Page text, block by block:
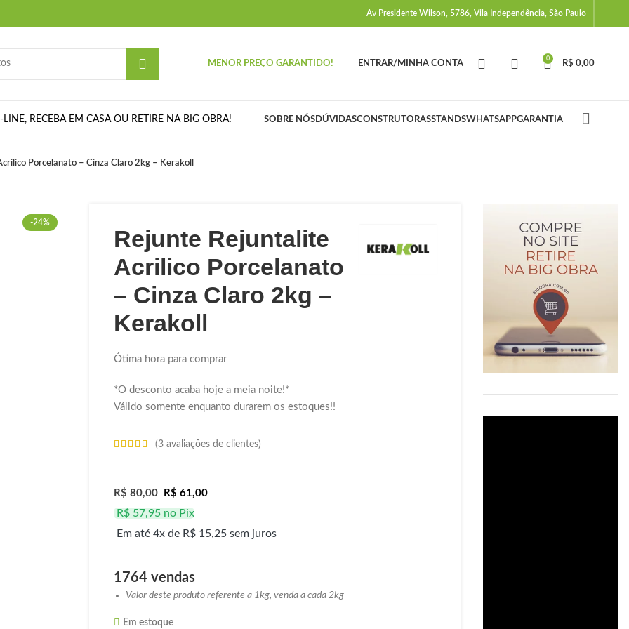
Av Presidente Wilson, 5786, Vila Independência, São Paulo
MENOR PREÇO GARANTIDO! ENTRAR/MINHA CONTA
0
R$ 0,00
RECEBA EM CASA OU RETIRE NA BIG OBRA! SOBRE NÓS DÚVIDASCONSTRUTORASSTANDSWHATSAPPGARANTIA
Porcelanato – Cinza Claro 2kg – Kerakoll
-24%
Rejunte Rejuntalite
Acrilico Porcelanato
– Cinza Claro 2kg –
Kerakoll
Ótima hora para comprar
*O desconto acaba hoje a meia noite!*
Válido somente enquanto durarem os estoques!!
(3 avaliações de clientes)
R$80,00 R$ 61,00
Em até 4x de R$ 15,25 sem juros
R$ 57,95 no Pix
1764 vendas
Valor deste produto referente a 1kg, venda a cada 2kg
Em estoque